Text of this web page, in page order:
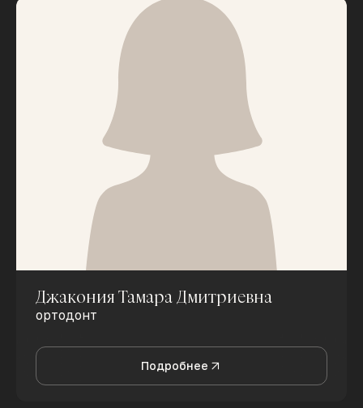
Джакония Тамара Дмитриевна
ортодонт
Подробнее